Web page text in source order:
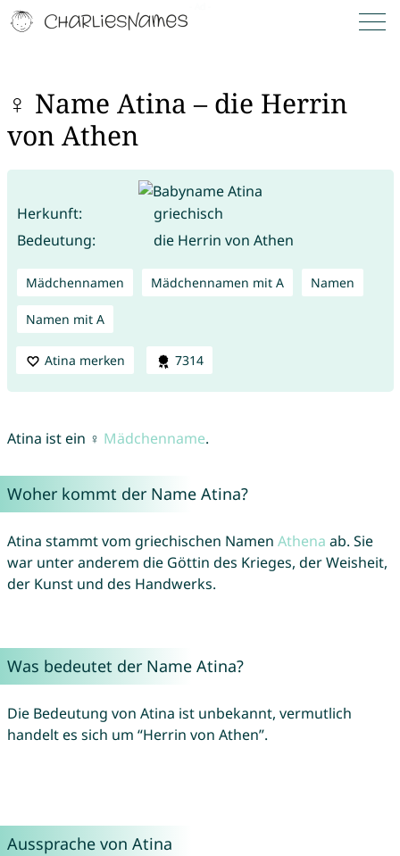
♀ Name Atina – die Herrin
von Athen
Herkunft:
griechisch
Bedeutung:
die Herrin von Athen
Mädchennamen Mädchennamen mit A Namen
Namen mit A
Atina merken 7314
Atina ist ein ♀ Mädchenname.
Woher kommt der Name Atina?
Atina stammt vom griechischen Namen Athena ab. Sie
war unter anderem die Göttin des Krieges, der Weisheit,
der Kunst und des Handwerks.
Was bedeutet der Name Atina?
Die Bedeutung von Atina ist unbekannt, vermutlich
handelt es sich um “Herrin von Athen”.
Aussprache von Atina